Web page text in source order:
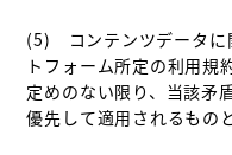
(5)　コンテンツデータに
トフォーム所定の利用規
定めのない限り、当該矛
優先して適用されるもの